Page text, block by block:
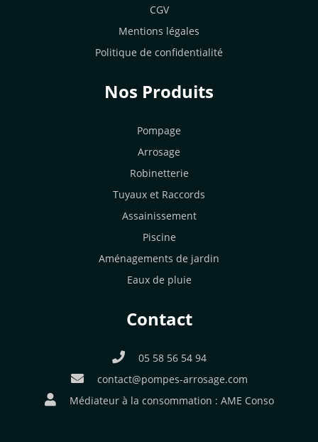
CGV
Mentions légales
Politique de confidentialité
Nos Produits
Pompage
Arrosage
Robinetterie
Tuyaux et Raccords
Assainissement
Piscine
Aménagements de jardin
Eaux de pluie
Contact
05 58 56 54 94
contact@pompes-arrosage.com
Médiateur à la consommation : AME Conso